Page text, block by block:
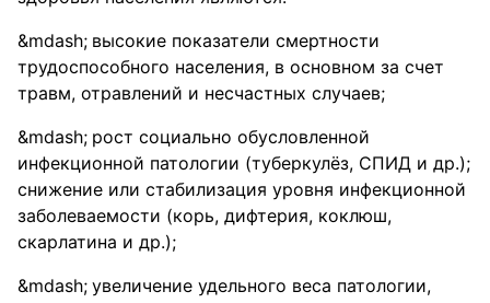
высокие показатели смертности
трудоспособного населения, в основном за счет
травм, отравлений и несчастных случаев;
рост социально обусловленной
инфекционной патологии (туберкулёз, СПИД и др.);
снижение или стабилизация уровня инфекционной
заболеваемости (корь, дифтерия, коклюш,
скарлатина и др.);
увеличение удельного веса патологии,